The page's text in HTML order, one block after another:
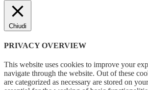
Chiudi
PRIVACY OVERVIEW
This website uses cookies to improve your
navigate through the website. Out of these
are categorized as necessary are stored on